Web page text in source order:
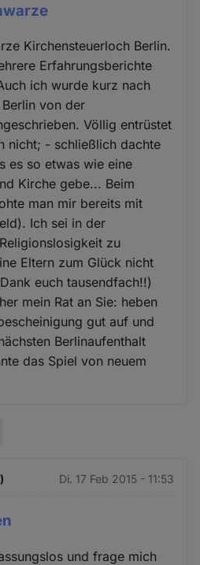
Kirchensteuerloch Berlin.
Erfahrungsberichte
ich wurde kurz nach
von der
Völlig entrüstet
nicht; - schließlich dachte
es so etwas wie eine
Kirche gebe... Beim
man mir bereits mit
Ich sei in der
zu
Eltern zum Glück nicht
euch tausendfach!!)
mein Rat an Sie: heben
gut auf und
Berlinaufenthalt
das Spiel von neuem
Di. 17 Feb 2015 - 11:53
und frage mich